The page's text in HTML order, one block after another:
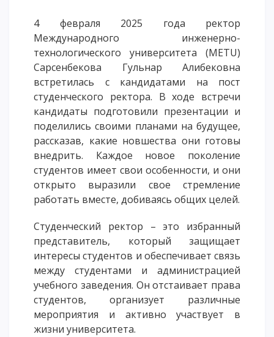
ОБРАЗОВАТЕЛЬНЫЕ ПРОГРАММЫ
Бакалавриат
Магистратура
Докторантура
Второе высшее
Очное с применением дистанционных технологий
ОПЛАТИТЬ ОБУЧЕНИЕ
4 февраля 2025 года ректор
Международного инженерно-
технологического университета (METU)
Сарсенбекова Гульнар Алибековна
встретилась с кандидатами на пост
студенческого ректора. В ходе встречи
кандидаты подготовили презентации и
поделились своими планами на будущее,
рассказав, какие новшества они готовы
внедрить. Каждое новое поколение
студентов имеет свои особенности, и они
открыто выразили свое стремление
работать вместе, добиваясь общих целей.
Студенческий ректор –это избранный
представитель, который защищает
интересы студентов и обеспечивает связь
между студентами и администрацией
учебного заведения. Он отстаивает права
студентов, организует различные
мероприятия и активно участвует в
жизни университета.